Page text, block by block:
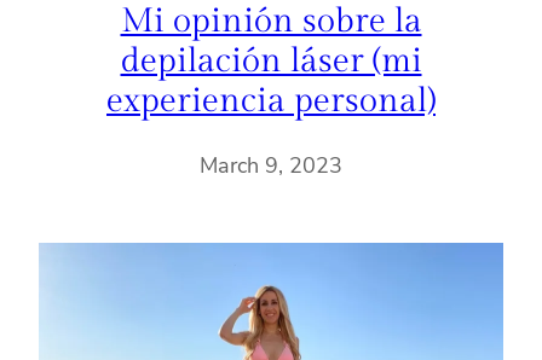
Mi opinión sobre la
depilación láser (mi
experiencia personal)
March 9, 2023